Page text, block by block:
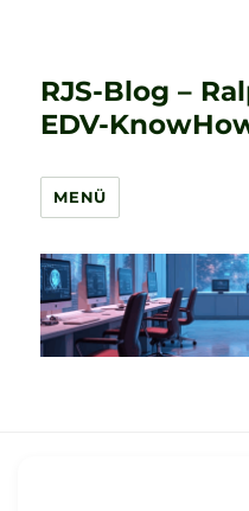
RJS-Blog –
EDV-
MENÜ